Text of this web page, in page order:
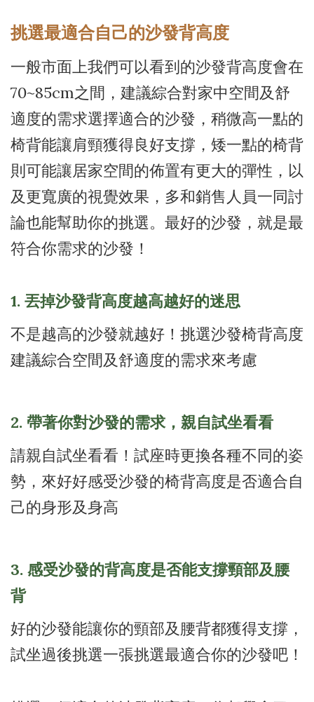
挑選最適合自己的沙發背高度
一般市面上我們可以看到的沙發背高度會在
70~85cm之間，建議綜合對家中空間及舒
適度的需求選擇適合的沙發，稍微高一點的
椅背能讓肩頸獲得良好支撐，矮一點的椅背
則可能讓居家空間的佈置有更大的彈性，以
及更寬廣的視覺效果，多和銷售人員一同討
論也能幫助你的挑選。最好的沙發，就是最
符合你需求的沙發！
1. 丟掉沙發背高度越高越好的迷思
不是越高的沙發就越好！挑選沙發椅背高度
建議綜合空間及舒適度的需求來考慮
2. 帶著你對沙發的需求，親自試坐看看
請親自試坐看看！試座時更換各種不同的姿
勢，來好好感受沙發的椅背高度是否適合自
己的身形及身高
3. 感受沙發的背高度是否能支撐頸部及腰
背
好的沙發能讓你的頸部及腰背都獲得支撐，
試坐過後挑選一張挑選最適合你的沙發吧！